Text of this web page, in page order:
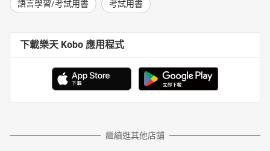
語言學習/考試用書 考試用書
下載樂天 Kobo 應用程式
繼續逛其他店舖